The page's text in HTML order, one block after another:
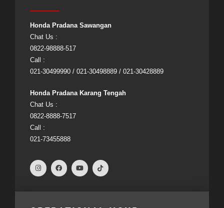
Honda Pradana Sawangan
Chat Us :
0822-98888-517
Call :
021-30499990 / 021-30498889 / 021-30428889
Honda Pradana Karang Tengah
Chat Us :
0822-8888-7517
Call :
021-73455888